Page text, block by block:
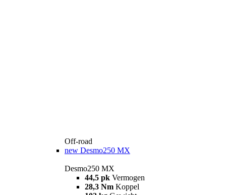
Off-road
new Desmo250 MX
Desmo250 MX
44,5 pk Vermogen
28,3 Nm Koppel